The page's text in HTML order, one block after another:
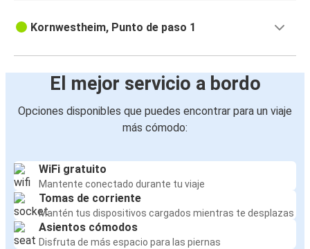
Kornwestheim, Punto de paso 1
El mejor servicio a bordo
Opciones disponibles que puedes encontrar para un viaje
más cómodo:
WiFi gratuito
Mantente conectado durante tu viaje
Tomas de corriente
Mantén tus dispositivos cargados mientras te desplazas
Asientos cómodos
Disfruta de más espacio para las piernas